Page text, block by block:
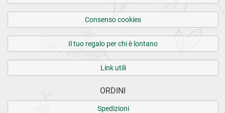
Consenso cookies
Il tuo regalo per chi è lontano
Link utili
ORDINI
Spedizioni